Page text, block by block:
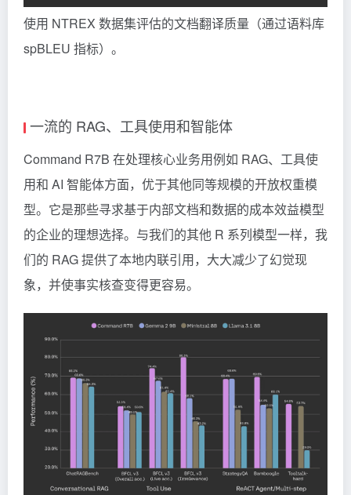
使用 NTREX 数据集评估的文档翻译质量（通过语料库
spBLEU 指标）。
一流的 RAG、工具使用和智能体
Command R7B 在处理核心业务用例如 RAG、工具使
用和 AI 智能体方面，优于其他同等规模的开放权重模
型。它是那些寻求基于内部文档和数据的成本效益模型
的企业的理想选择。与我们的其他 R 系列模型一样，我
们的 RAG提供了本地内联引用，大大减少了幻觉现
象，并使事实核查变得更容易。